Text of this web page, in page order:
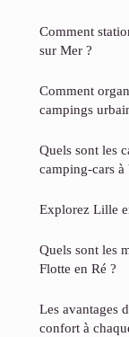
Comment
sur Mer ?
Comment
campings
Quels sont les
camping-cars à
Explorez Lille
Quels sont les
Flotte en Ré ?
Les avantages
confort à